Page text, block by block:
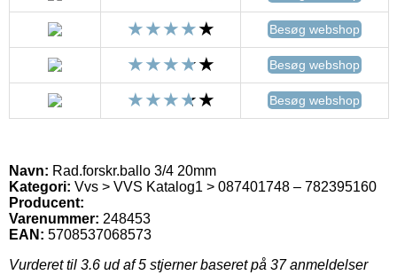
Besøg webshop
Besøg webshop
Besøg webshop
Navn: Rad.forskr.ballo 3/4 20mm
Kategori: Vvs > VVS Katalog1 > 087401748 – 782395160
Producent:
Varenummer: 248453
EAN: 5708537068573
Vurderet til 3.6 ud af 5 stjerner baseret på 37anmeldelser